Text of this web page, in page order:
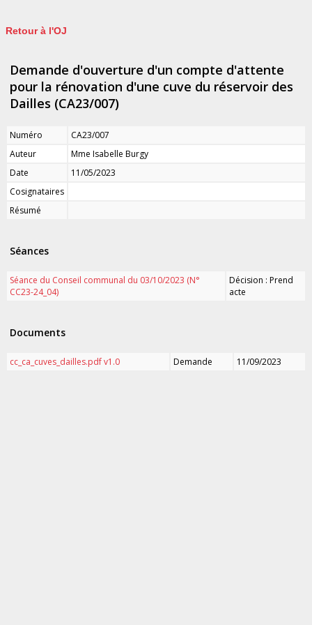
Retour à l'OJ
Demande d'ouverture d'un compte d'attente
pour la rénovation d'une cuve du réservoir des
Dailles (CA23/007)
Numéro
CA23/007
Auteur
Mme Isabelle Burgy
Date
11/05/2023
Cosignataires
Résumé
Séances
Séance du Conseil communal du 03/10/2023 (N°
CC23-24_04)
Décision : Prend
acte
Documents
cc_ca_cuves_dailles.pdf v1.0 Demande 11/09/2023